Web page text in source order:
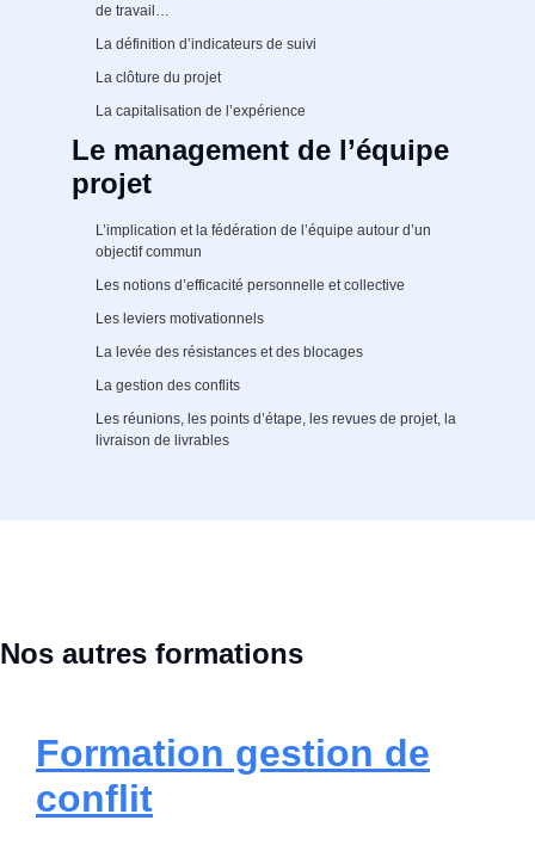
de travail…
La définition d’indicateurs de suivi
La clôture du projet
La capitalisation de l’expérience
Le management de l’équipe
projet
L’implication et la fédération de l’équipe autour d’un
objectif commun
Les notions d’efficacité personnelle et collective
Les leviers motivationnels
La levée des résistances et des blocages
La gestion des conflits
Les réunions, les points d’étape, les revues de projet, la
livraison de livrables
Nos autres formations
Formation gestion de
conflit